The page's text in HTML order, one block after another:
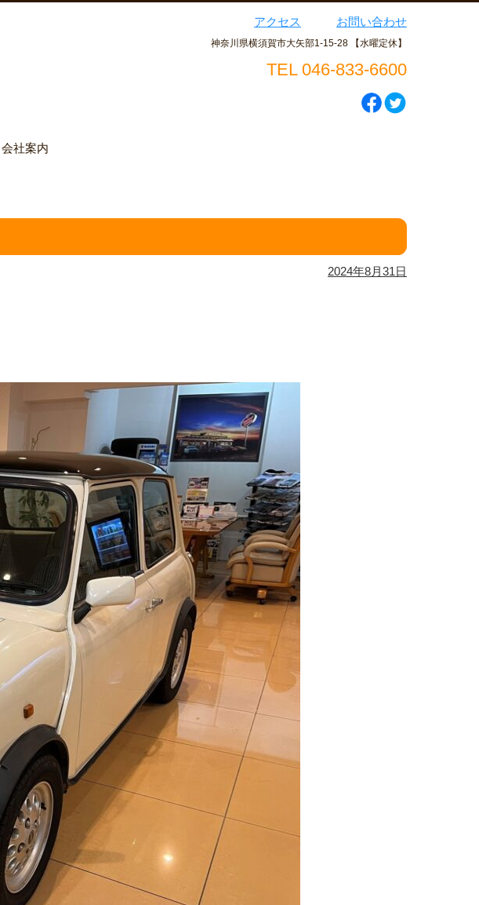
アクセス お問い合わせ
神奈川県横須賀市大矢部1-15-28 【水曜定休】
TEL 046-833-6600
会社案内
2024年8月31日